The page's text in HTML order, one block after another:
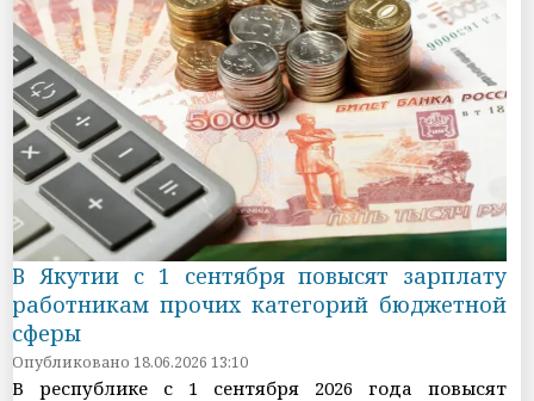
В Якутии с 1 сентября повысят зарплату
работникам прочих категорий бюджетной
сферы
Опубликовано 18.06.2026 13:10
В республике с 1 сентября 2026 года повысят